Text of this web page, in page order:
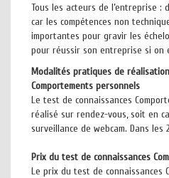
Tous les acteurs de l’entreprise :
car les compétences non
importantes pour gravir les
pour réussir son entreprise si on
Modalités pratiques de
Comportements personnels
Le test de connaissances
réalisé sur rendez-vous, soit en
surveillance de webcam. Dans les
Prix du test de connaissances
Le prix du test de connaissances